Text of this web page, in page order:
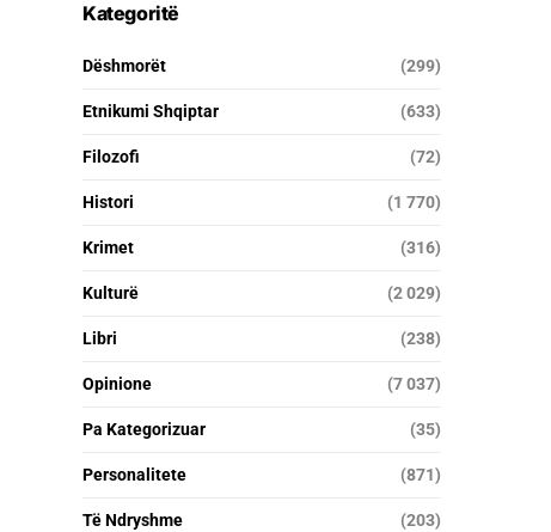
Kategoritë
Dëshmorët (299)
Etnikumi Shqiptar (633)
Filozofi (72)
Histori (1 770)
Krimet (316)
Kulturë (2 029)
Libri (238)
Opinione (7 037)
Pa Kategorizuar (35)
Personalitete (871)
Të Ndryshme (203)